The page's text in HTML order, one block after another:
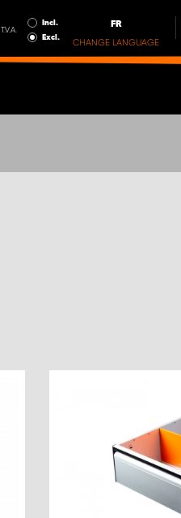
T.V.A.
Incl.
Excl.
FR
CHANGE LANGUAGE